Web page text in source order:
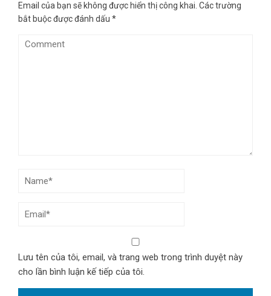
Email của bạn sẽ không được hiển thị công khai. Các trường
bắt buộc được đánh dấu *
Lưu tên của tôi, email, và trang web trong trình duyệt này
cho lần bình luận kế tiếp của tôi.